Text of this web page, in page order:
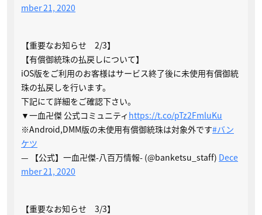
mber 21, 2020
【重要なお知らせ 2/3】
【有償御統珠の払戻しについて】
iOS版をご利用のお客様はサービス終了後に未使用有償御統
珠の払戻しを行います。
下記にて詳細をご確認下さい。
▼一血卍傑 公式コミュニティ https://t.co/pTz2FmluKu
※Android,DMM版の未使用有償御統珠は対象外です#バン
ケツ
— 【公式】一血卍傑-八百万情報- (@banketsu_staff) Dece
mber 21, 2020
【重要なお知らせ 3/3】